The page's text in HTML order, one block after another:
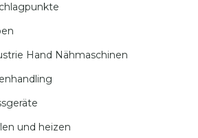
Hand Nähmaschinen
und heizen